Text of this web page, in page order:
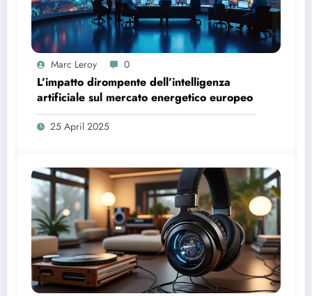
Marc Leroy 0
L’impatto dirompente dell’intelligenza
artificiale sul mercato energetico europeo
25 April 2025